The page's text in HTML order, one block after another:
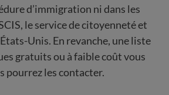
d’immigration ni dans les
le service de citoyenneté et
Unis. En revanche, une liste
gratuits ou à faible coût vous
pourrez les contacter.